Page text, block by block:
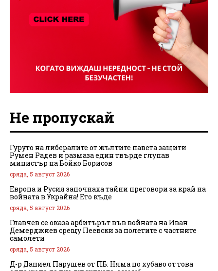
Не пропускай
Гуруто на либералите от жълтите павета защити
Румен Радев и размаза един твърде глупав
министър на Бойко Борисов
сряда, 5 август 2026
Европа и Русия започнаха тайни преговори за край на
войната в Украйна! Ето къде
сряда, 5 август 2026
Главчев се оказа арбитърът във войната на Иван
Демерджиев срещу Пеевски за полетите с частните
самолети
сряда, 5 август 2026
Д-р Даниел Парушев от ПБ: Няма по хубаво от това